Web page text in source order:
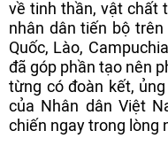
về tinh thần, vật chất
nhân dân tiến bộ
Quốc, Lào,
đã góp phần tạo nên
từng có đoàn kết,
của Nhân dân Việt
chiến ngay trong lòng